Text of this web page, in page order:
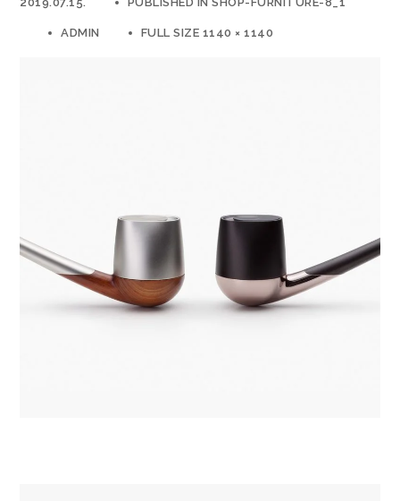
ADMIN FULL SIZE 1140 × 1140